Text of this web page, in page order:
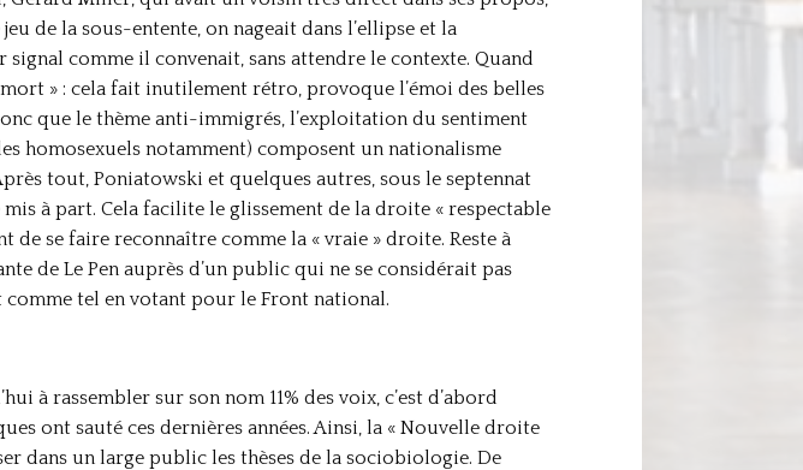
de la sous-entente, on nageait dans l’ellipse et la
comme il convenait, sans attendre le contexte. Quand
» : cela fait inutilement rétro, provoque l’émoi des belles
que le thème anti-immigrés, l’exploitation du sentiment
homosexuels notamment) composent un nationalisme
tout, Poniatowski et quelques autres, sous le septennat
à part. Cela facilite le glissement de la droite « respectable
se faire reconnaître comme la « vraie » droite. Reste à
de Le Pen auprès d’un public qui ne se considérait pas
comme tel en votant pour le Front national.
à rassembler sur son nom 11% des voix, c’est d’abord
ont sauté ces dernières années. Ainsi, la « Nouvelle droite
dans un large public les thèses de la sociobiologie. De